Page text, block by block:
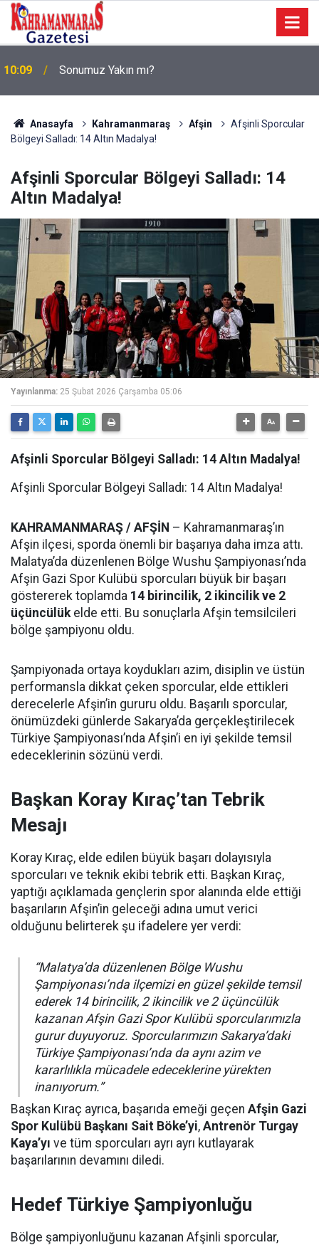
10:09 Sonumuz Yakın mı?
Anasayfa Kahramanmaraş Afşin
Afşinli Sporcular
Bölgeyi Salladı: 14 Altın Madalya!
Afşinli Sporcular Bölgeyi Salladı: 14
Altın Madalya!
Yayınlanma: 25 Şubat 2026 Çarşamba 05:06
Afşinli Sporcular Bölgeyi Salladı: 14 Altın Madalya!
Afşinli Sporcular Bölgeyi Salladı: 14 Altın Madalya!
KAHRAMANMARAŞ / AFŞİN – Kahramanmaraş’ın
Afşin ilçesi, sporda önemli bir başarıya daha imza attı.
Malatya’da düzenlenen Bölge Wushu Şampiyonası’nda
Afşin Gazi Spor Kulübü sporcuları büyük bir başarı
göstererek toplamda 14 birincilik, 2 ikincilik ve 2
üçüncülükelde etti. Bu sonuçlarla Afşin temsilcileri
bölge şampiyonu oldu.
Şampiyonada ortaya koydukları azim, disiplin ve üstün
performansla dikkat çeken sporcular, elde ettikleri
derecelerle Afşin’in gururu oldu. Başarılı sporcular,
önümüzdeki günlerde Sakarya’da gerçekleştirilecek
Türkiye Şampiyonası’nda Afşin’i en iyi şekilde temsil
edeceklerinin sözünü verdi.
Başkan Koray Kıraç’tan Tebrik
Mesajı
Koray Kıraç, elde edilen büyük başarı dolayısıyla
sporcuları ve teknik ekibi tebrik etti. Başkan Kıraç,
yaptığı açıklamada gençlerin spor alanında elde ettiği
başarıların Afşin’in geleceği adına umut verici
olduğunu belirterek şu ifadelere yer verdi:
“Malatya’da düzenlenen Bölge Wushu
Şampiyonası’nda ilçemizi en güzel şekilde temsil
ederek 14 birincilik, 2 ikincilik ve 2 üçüncülük
kazanan Afşin Gazi Spor Kulübü sporcularımızla
gurur duyuyoruz. Sporcularımızın Sakarya’daki
Türkiye Şampiyonası’nda da aynı azim ve
kararlılıkla mücadele edeceklerine yürekten
inanıyorum.”
Başkan Kıraç ayrıca, başarıda emeği geçen Afşin Gazi
Spor Kulübü Başkanı Sait Böke’yi, Antrenör Turgay
Kaya’yı ve tüm sporcuları ayrı ayrı kutlayarak
başarılarının devamını diledi.
Hedef Türkiye Şampiyonluğu
Bölge şampiyonluğunu kazanan Afşinli sporcular,